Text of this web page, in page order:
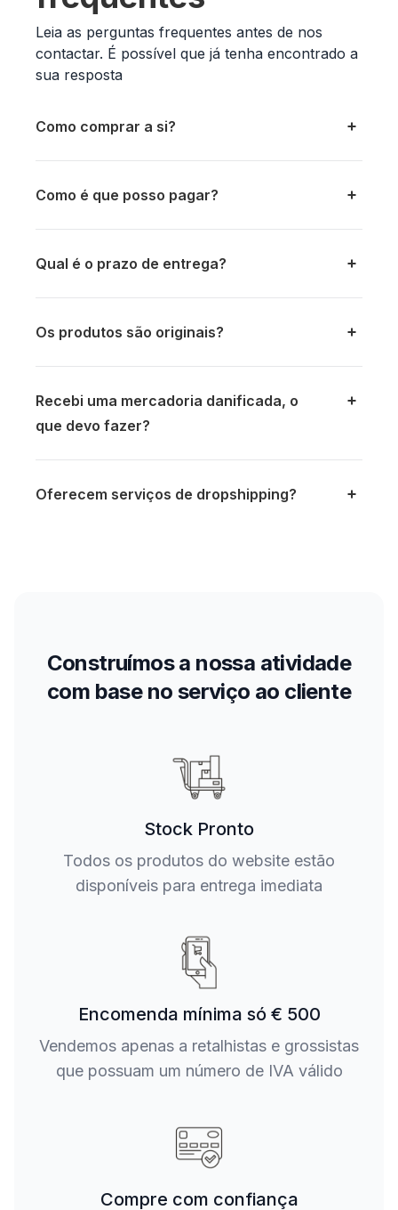
Leia as perguntas frequentes antes de nos
contactar. É possível que já tenha encontrado a
sua resposta
Como comprar a si?
Como é que posso pagar?
Qual é o prazo de entrega?
Os produtos são originais?
Recebi uma mercadoria danificada, o
que devo fazer?
Oferecem serviços de dropshipping?
Construímos a nossa atividade
com base no serviço ao cliente
Stock Pronto
Todos os produtos do website estão
disponíveis para entrega imediata
Encomenda mínima só € 500
Vendemos apenas a retalhistas e grossistas
que possuam um número de IVA válido
Compre com confiança